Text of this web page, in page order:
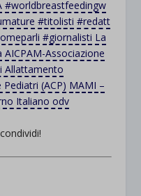
#worldbreastfeedingw
#titolisti #redatt
#giornalisti La
AICPAM-Associazione
Allattamento
(ACP) MAMI –
Italiano odv